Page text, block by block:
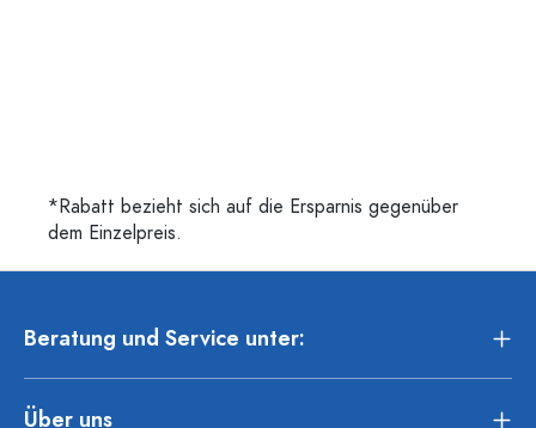
*Rabatt bezieht sich auf die Ersparnis gegenüber
dem Einzelpreis.
Beratung und Service unter:
Über uns